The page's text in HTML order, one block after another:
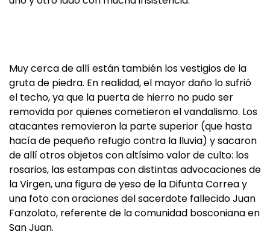
Muy cerca de allí están también los vestigios de la
gruta de piedra. En realidad, el mayor daño lo sufrió
el techo, ya que la puerta de hierro no pudo ser
removida por quienes cometieron el vandalismo. Los
atacantes removieron la parte superior (que hasta
hacía de pequeño refugio contra la lluvia) y sacaron
de allí otros objetos con altísimo valor de culto: los
rosarios, las estampas con distintas advocaciones de
la Virgen, una figura de yeso de la Difunta Correa y
una foto con oraciones del sacerdote fallecido Juan
Fanzolato, referente de la comunidad bosconiana en
San Juan.